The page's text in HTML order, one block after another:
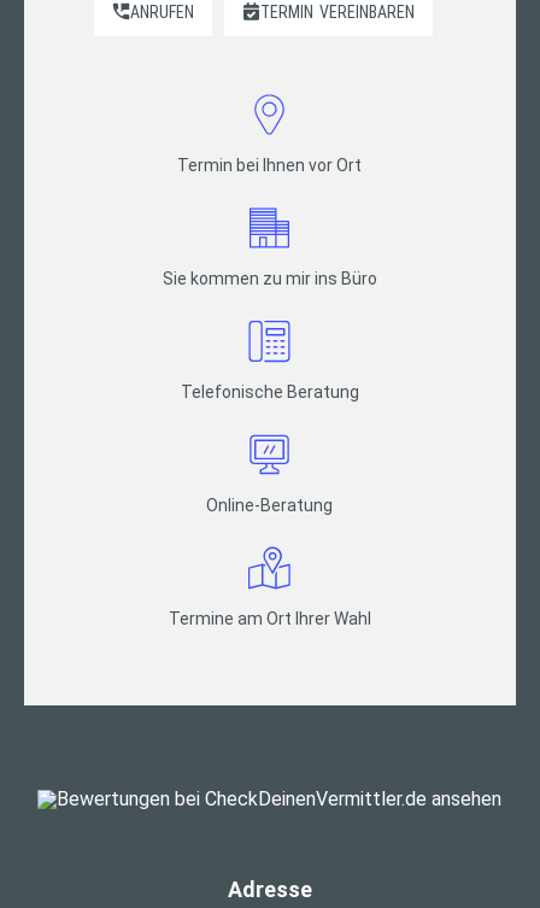
ANRUFEN TERMIN VEREINBAREN
Termin bei Ihnen vor Ort
Sie kommen zu mir ins Büro
Telefonische Beratung
Online-Beratung
Termine am Ort Ihrer Wahl
Adresse